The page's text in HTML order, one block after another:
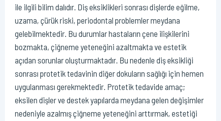
ile ilgili bilim dalıdır. Diş eksiklikleri sonrası dişlerde eğilme,
uzama, çürük riski, periodontal problemler meydana
gelebilmektedir. Bu durumlar hastaların çene ilişkilerini
bozmakta, çiğneme yeteneğini azaltmakta ve estetik
açıdan sorunlar oluşturmaktadır. Bu nedenle diş eksikliği
sonrası protetik tedavinin diğer dokuların sağlığı için hemen
uygulanması gerekmektedir. Protetik tedavide amaç;
eksilen dişler ve destek yapılarda meydana gelen değişimler
nedeniyle azalmış çiğneme yeteneğini arttırmak, estetiği